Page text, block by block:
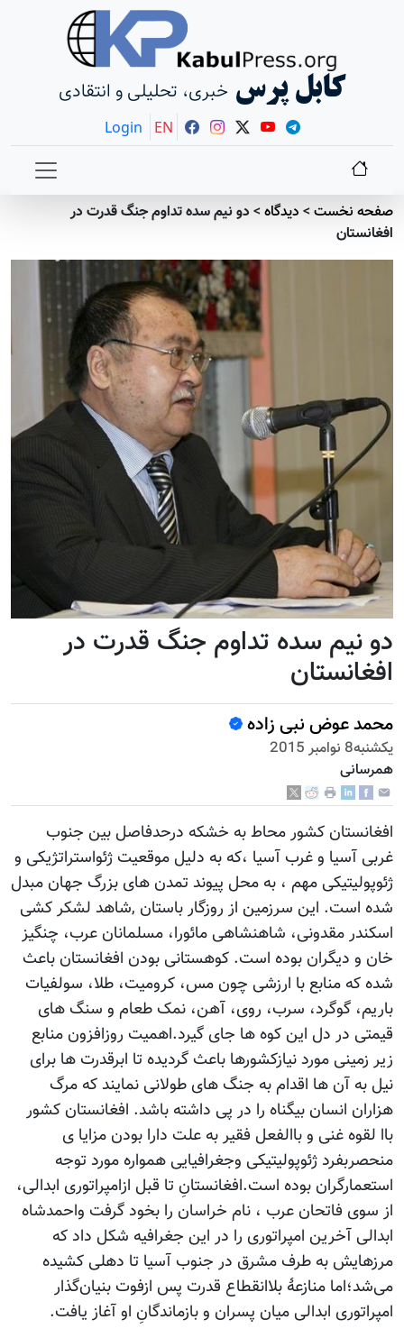
کابل پرس خبری، تحلیلی و انتقادی
Login EN
صفحه نخست> دیدگاه> دو نیم سده تداوم جنگ قدرت در
افغانستان
دو نیم سده تداوم جنگ قدرت در
افغانستان
محمد عوض نبی زاده
يكشنبه8 نوامبر 2015
همرسانی
افغانستان کشور محاط به خشکه درحدفاصل بین جنوب
غربی آسیا و غرب آسیا ،که به دلیل موقعیت ژئواستراتژیکی و
ژئوپولیتیکی مهم ، به محل پیوند تمدن های بزرگ جهان مبدل
شده است. این سرزمین از روزگار باستان ,شاهد لشکر کشی
اسکندر مقدونی، شاهنشاهی مائورا، مسلمانان عرب، چنگیز
خان و دیگران بوده است. کوهستانی بودن افغانستان باعث
شده که منابع با ارزشی چون مس، کرومیت، طلا، سولفیات
باریم، گوگرد، سرب، روی، آهن، نمک طعام و سنگ های
قیمتی در دل این کوه ها جای گیرد.اهمیت روزافزون منابع
زیر زمینی مورد نیازکشورها باعث گردیده تا ابرقدرت ها برای
نیل به آن ها اقدام به جنگ های طولانی نمایند که مرگ
هزاران انسان بیگناه را در پی داشته باشد. افغانستان کشور
باا لقوه غنی و باالفعل فقیر به علت دارا بودن مزایا ی
منحصربفرد ژئوپولیتیکی وجغرافیایی همواره مورد توجه
استعمارگران بوده است.افغانستانِ تا قبل ازامپراتوری ابدالی،
از سوی فاتحان عرب ، نام خراسان را بخود گرفت واحمدشاه
ابدالی آخرین امپراتوری را در این جغرافیه شکل داد که
مرزهایش به طرف مشرق در جنوب آسیا تا دهلی کشیده
می‌شد؛اما منازعۀ بلاانقطاع قدرت پس ازفوت بنیان‌گذار
امپراتوری ابدالی میان پسران و بازماندگانِ او آغاز یافت.